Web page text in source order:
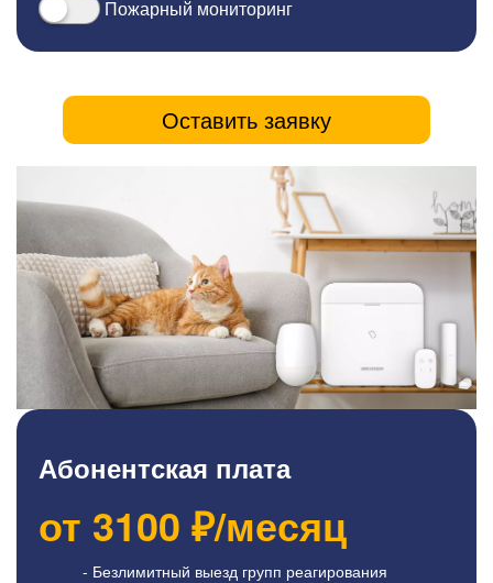
Пожарный мониторинг
Оставить заявку
Абонентская плата
от 3100 ₽/месяц
- Безлимитный выезд групп реагирования